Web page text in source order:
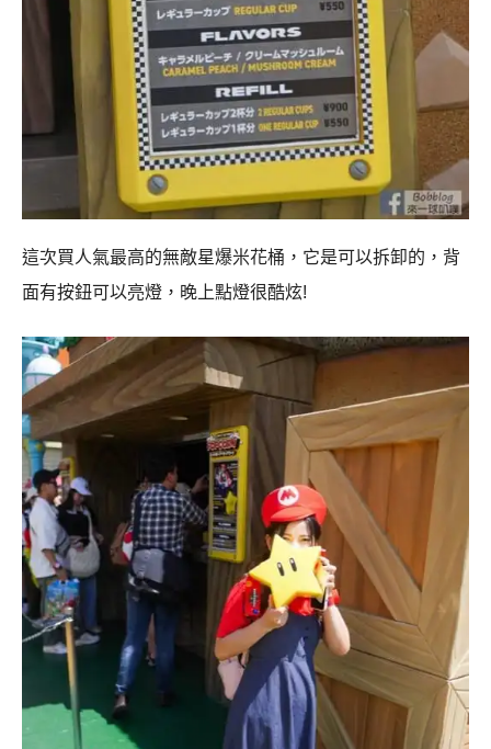
這次買人氣最高的無敵星爆米花桶，它是可以拆卸的，背
面有按鈕可以亮燈，晚上點燈很酷炫!